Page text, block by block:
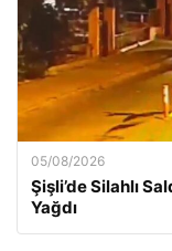
05/08/2026
Şişli’de Silahlı
Yağdı